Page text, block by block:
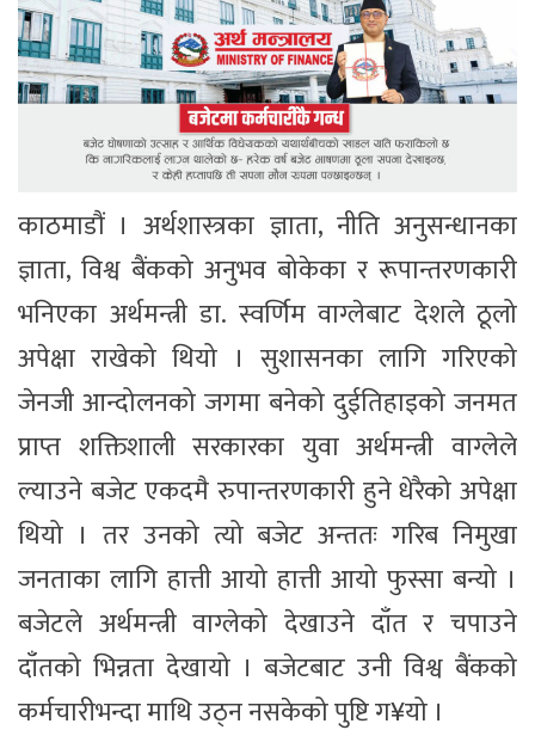
काठमाडौं । अर्थशास्त्रका ज्ञाता, नीति अनुसन्धानका
ज्ञाता, विश्व बैंकको अनुभव बोकेका र रूपान्तरणकारी
भनिएका अर्थमन्त्री डा. स्वर्णिम वाग्लेबाट देशले ठूलो
अपेक्षा राखेको थियो । सुशासनका लागि गरिएको
जेनजी आन्दोलनको जगमा बनेको दुईतिहाइको जनमत
प्राप्त शक्तिशाली सरकारका युवा अर्थमन्त्री वाग्लेले
ल्याउने बजेट एकदमै रुपान्तरणकारी हुने धेरैको अपेक्षा
थियो । तर उनको त्यो बजेट अन्ततः गरिब निमुखा
जनताका लागि हात्ती आयो हात्ती आयो फुस्सा बन्यो ।
बजेटले अर्थमन्त्री वाग्लेको देखाउने दाँत र चपाउने
दाँतको भिन्नता देखायो । बजेटबाट उनी विश्व बैंकको
कर्मचारीभन्दा माथि उठ्न नसकेको पुष्टि ग¥यो ।